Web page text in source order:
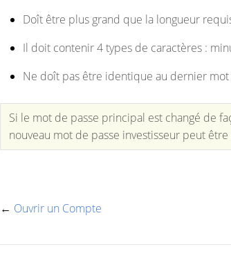
Doît être plus grand que la longueur
Il doit contenir 4 types de caractères :
Ne doît pas être identique au dernier mot
Si le mot de passe principal est changé de
nouveau mot de passe investisseur peut
← Ouvrir un Compte